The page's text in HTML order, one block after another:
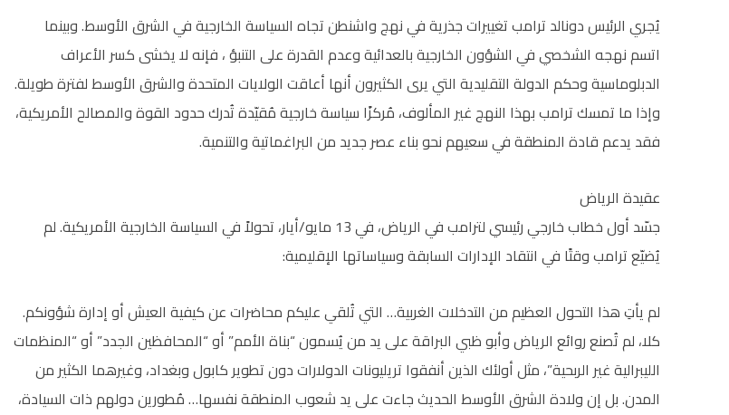
يُجري الرئيس دونالد ترامب تغييرات جذرية في نهج واشنطن تجاه السياسة الخارجية في الشرق الأوسط. وبينما
اتسم نهجه الشخصي في الشؤون الخارجية بالعدائية وعدم القدرة على التنبؤ ، فإنه لا يخشى كسر الأعراف
الدبلوماسية وحكم الدولة التقليدية التي يرى الكثيرون أنها أعاقت الولايات المتحدة والشرق الأوسط لفترة طويلة.
وإذا ما تمسك ترامب بهذا النهج غير المألوف، مُركزًا سياسة خارجية مُقيّدة تُدرك حدود القوة والمصالح الأمريكية،
فقد يدعم قادة المنطقة في سعيهم نحو بناء عصر جديد من البراغماتية والتنمية.
عقيدة الرياض
جسّد أول خطاب خارجي رئيسي لترامب في الرياض، في 13 مايو/أيار، تحولاً في السياسة الخارجية الأمريكية. لم
يُضيّع ترامب وقتًا في انتقاد الإدارات السابقة وسياساتها الإقليمية:
لم يأتِ هذا التحول العظيم من التدخلات الغربية… التي تُلقي عليكم محاضرات عن كيفية العيش أو إدارة شؤونكم.
كلا، لم تُصنع روائع الرياض وأبو ظبي البراقة على يد من يُسمون “بناة الأمم” أو “المحافظين الجدد” أو “المنظمات
الليبرالية غير الربحية”، مثل أولئك الذين أنفقوا تريليونات الدولارات دون تطوير كابول وبغداد، وغيرهما الكثير من
المدن. بل إن ولادة الشرق الأوسط الحديث جاءت على يد شعوب المنطقة نفسها… مُطورين دولهم ذات السيادة،